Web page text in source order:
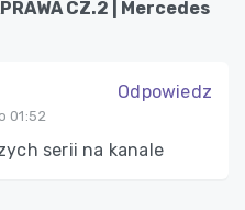
CZ.2 | Mercedes
01:52
serii na kanale
Odpowiedz